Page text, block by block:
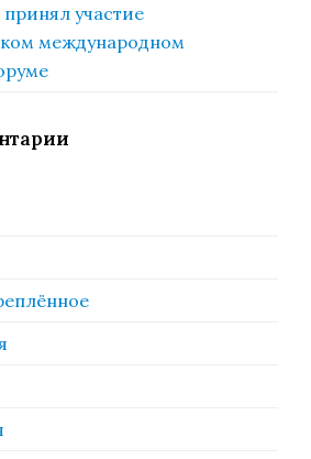
участие
международном